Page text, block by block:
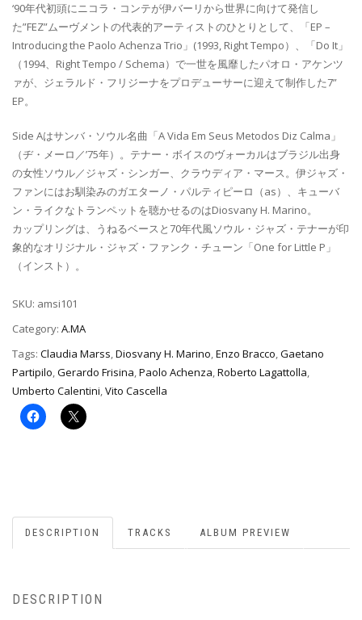
‘90年代初頭にニコラ・コンテが伊バーリから世界に向けて発信し
た”FEZ”ムーヴメントの代表的アーティストのひとりとして、「EP –
Introducing the Paolo Achenza Trio」(1993, Right Tempo）、「Do It」
（1994、Right Tempo / Schema）で一世を風靡したパオロ・アケンツ
ァが、ジェラルド・フリジーナをプロデューサーに迎えて制作した7”
EP。
Side Aはサンバ・ソウル名曲「A Vida Em Seus Metodos Diz Calma」
（ヂ・メーロ／’75年）。テナー・ボイスのヴォーカルはブラジル出身
の女性ソウル／ジャズ・シンガー、クラウディア・マース。伊ジャズ・
ファンにはお馴染みのガエターノ・パルティピーロ（as）、キューバ
ン・ライクなトランペットを聴かせるのはDiosvany H. Marino。
カップリングは、うねるベースと70年代風ソウル・ジャズ・テナーが印
象的なオリジナル・ジャズ・ファンク・チューン「One for Little P」
（インスト）。
SKU: amsi101
Category: A.MA
Tags: Claudia Marss,Diosvany H. Marino,Enzo Bracco,Gaetano
Partipilo,Gerardo Frisina,Paolo Achenza,Roberto Lagattolla,
Umberto Calentini,Vito Cascella
DESCRIPTION TRACKS ALBUM PREVIEW
DESCRIPTION